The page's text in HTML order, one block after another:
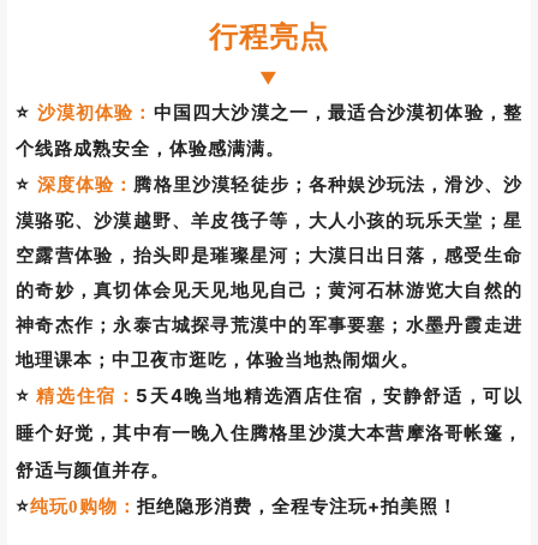
图|活动实拍
行程亮点
沙漠初体验：
个线路成熟安全，体验感满满。
深度体验： 腾格里沙漠轻徒步；各种娱沙玩法，滑沙、沙
漠骆驼、沙漠越野、羊皮筏子等，大人小孩的玩乐天堂；星
空露营体验，抬头即是璀璨星河；大漠日出日落，感受生命
的奇妙，真切体会见天见地见自己；黄河石林游览大自然的
神奇杰作；永泰古城探寻荒漠中的军事要塞；水墨丹霞走进
地理课本；中卫夜市逛吃，体验当地热闹烟火。
⭐ 精选住宿： 5天4晚当地精选酒店住宿，安静舒适，可以
睡个好觉，其中有一晚入住腾格里沙漠大本营摩洛哥帐篷，
舒适与颜值并存。